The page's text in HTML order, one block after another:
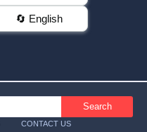
🔄 English
CONTACT US